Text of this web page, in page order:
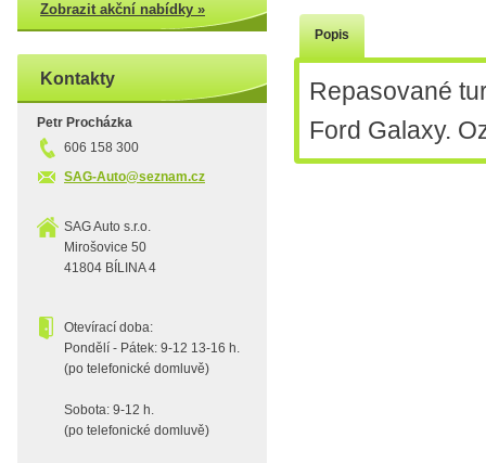
Zobrazit akční nabídky »
Kontakty
Petr Procházka
606 158 300
SAG-Auto@seznam.cz
SAG Auto s.r.o.
Mirošovice 50
41804 BÍLINA 4
Otevírací doba:
Pondělí - Pátek: 9-12 13-16 h.
(po telefonické domluvě)
Sobota: 9-12 h.
(po telefonické domluvě)
Popis
Repasované
Ford Galaxy.